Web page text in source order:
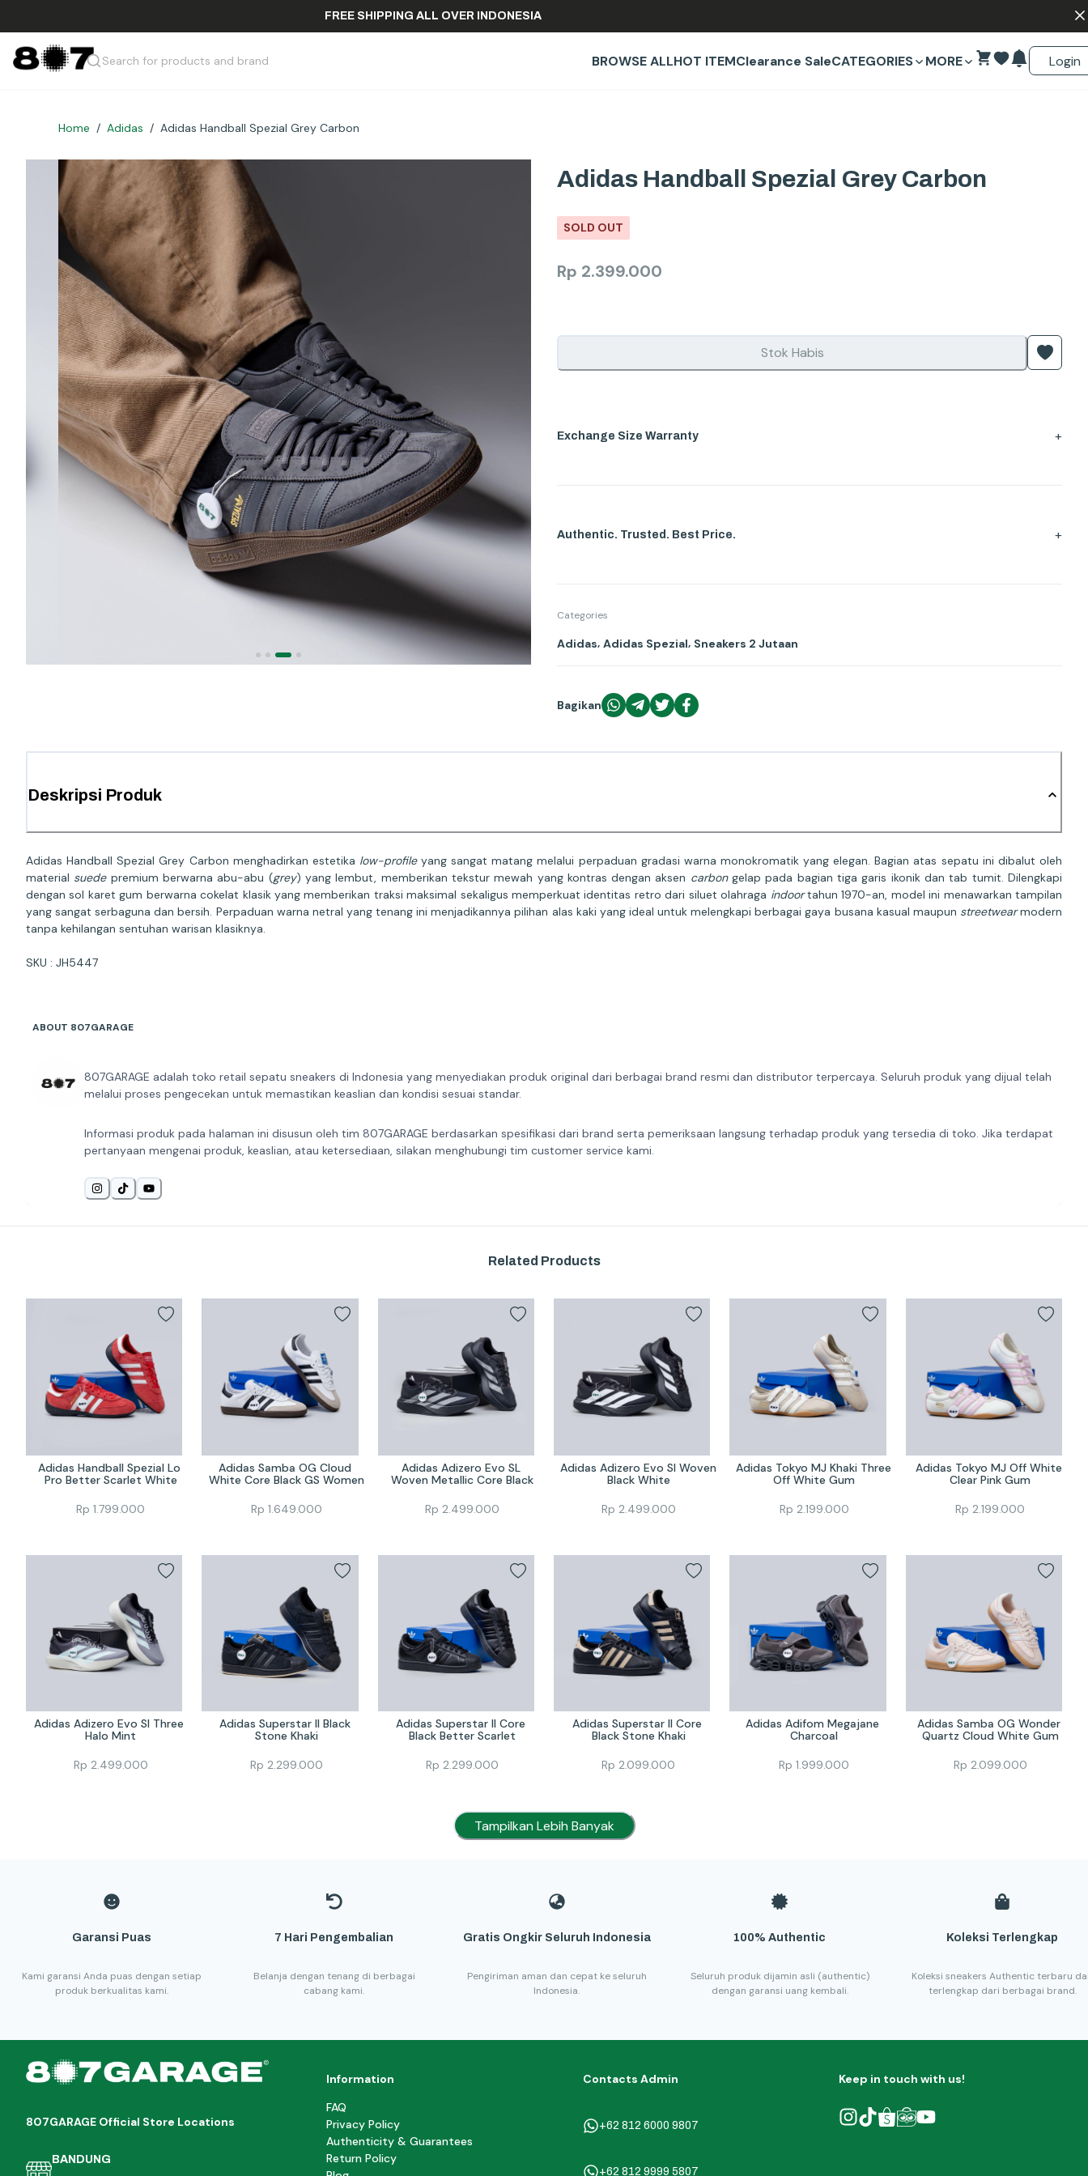
FREE SHIPPING ALL OVER INDONESIA
Search for products and brand BROWSE ALLHOT ITEMClearance SaleCATEGORIES MORE Login
Home / Adidas / Adidas Handball Spezial Grey Carbon
Adidas Handball Spezial Grey Carbon
SOLD OUT
Rp 2.399.000
Stok Habis
Exchange Size Warranty +
Authentic. Trusted. Best Price. +
Categories
Adidas, Adidas Spezial, Sneakers 2 Jutaan
Bagikan
Deskripsi Produk
Adidas Handball Spezial Grey Carbon menghadirkan estetika low-profileyang sangat matang melalui perpaduan gradasi warna monokromatik yang elegan. Bagian atas sepatu ini dibalut oleh
material suedepremium berwarna abu-abu (grey) yang lembut, memberikan tekstur mewah yang kontras dengan aksen carbongelap pada bagian tiga garis ikonik dan tab tumit. Dilengkapi
dengan sol karet gum berwarna cokelat klasik yang memberikan traksi maksimal sekaligus memperkuat identitas retro dari siluet olahraga indoortahun 1970-an, model ini menawarkan tampilan
yang sangat serbaguna dan bersih. Perpaduan warna netral yang tenang ini menjadikannya pilihan alas kaki yang ideal untuk melengkapi berbagai gaya busana kasual maupun streetwearmodern
tanpa kehilangan sentuhan warisan klasiknya.
SKU : JH5447
ABOUT 807GARAGE
807GARAGE adalah toko retail sepatu sneakers di Indonesia yang menyediakan produk original dari berbagai brand resmi dan distributor terpercaya. Seluruh produk yang dijual telah
melalui proses pengecekan untuk memastikan keaslian dan kondisi sesuai standar.
Informasi produk pada halaman ini disusun oleh tim 807GARAGE berdasarkan spesifikasi dari brand serta pemeriksaan langsung terhadap produk yang tersedia di toko. Jika terdapat
pertanyaan mengenai produk, keaslian, atau ketersediaan, silakan menghubungi tim customer service kami.
Related Products
Adidas Handball Spezial Lo
Pro Better Scarlet White
Rp1.799.000
Adidas Samba OG Cloud
White Core Black GS Women
Rp 1.649.000
Adidas Adizero Evo SL
Woven Metallic Core Black
Rp 2.499.000
Adidas Adizero Evo Sl Woven
Black White
Rp 2.499.000
Adidas Tokyo MJ Khaki Three
Off White Gum
Rp 2.199.000
Adidas Tokyo MJ Off White
Clear Pink Gum
Rp 2.199.000
Adidas Adizero Evo Sl Three
Halo Mint
Rp 2.499.000
Adidas Superstar II Black
Stone Khaki
Rp 2.299.000
Adidas Superstar II Core
Black Better Scarlet
Rp 2.299.000
Adidas Superstar II Core
Black Stone Khaki
Rp 2.099.000
Adidas Adifom Megajane
Charcoal
Rp1.999.000
Adidas Samba OG Wonder
Quartz Cloud White Gum
Rp 2.099.000
Tampilkan Lebih Banyak
Garansi Puas
Kami garansi Anda puas dengan setiap
produk berkualitas kami.
7 Hari Pengembalian
Belanja dengan tenang di berbagai
cabang kami.
Gratis Ongkir Seluruh Indonesia
Pengiriman aman dan cepat ke seluruh
Indonesia.
100% Authentic
Seluruh produk dijamin asli (authentic)
dengan garansi uang kembali.
Koleksi Terlengkap
Koleksi sneakers Authentic terbaru
terlengkap dari berbagai brand.
807GARAGE Official Store Locations
BANDUNG
Information
FAQ
Privacy Policy
Authenticity & Guarantees
Return Policy
Contacts Admin
+62 812 6000 9807
+62 812 9999 5807
Keep in touch with us!